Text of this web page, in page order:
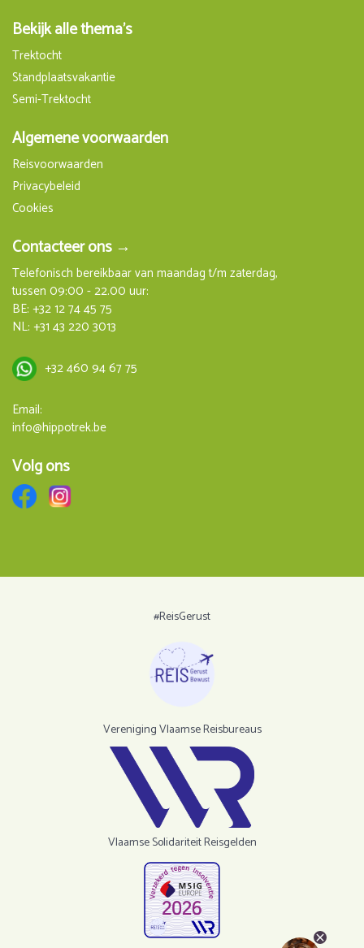
Bekijk alle thema's
Trektocht
Standplaatsvakantie
Semi-Trektocht
Algemene voorwaarden
Reisvoorwaarden
Privacybeleid
Cookies
Contacteer ons →
Telefonisch bereikbaar van maandag t/m zaterdag,
tussen 09:00 - 22.00 uur:
BE: +32 12 74 45 75
NL: +31 43 220 3013
+32 460 94 67 75
Email:
info@hippotrek.be
Volg ons
#ReisGerust
Vereniging Vlaamse Reisbureaus
Vlaamse Solidariteit Reisgelden